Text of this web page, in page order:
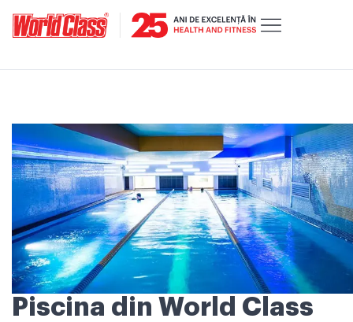
Piscina din World Class